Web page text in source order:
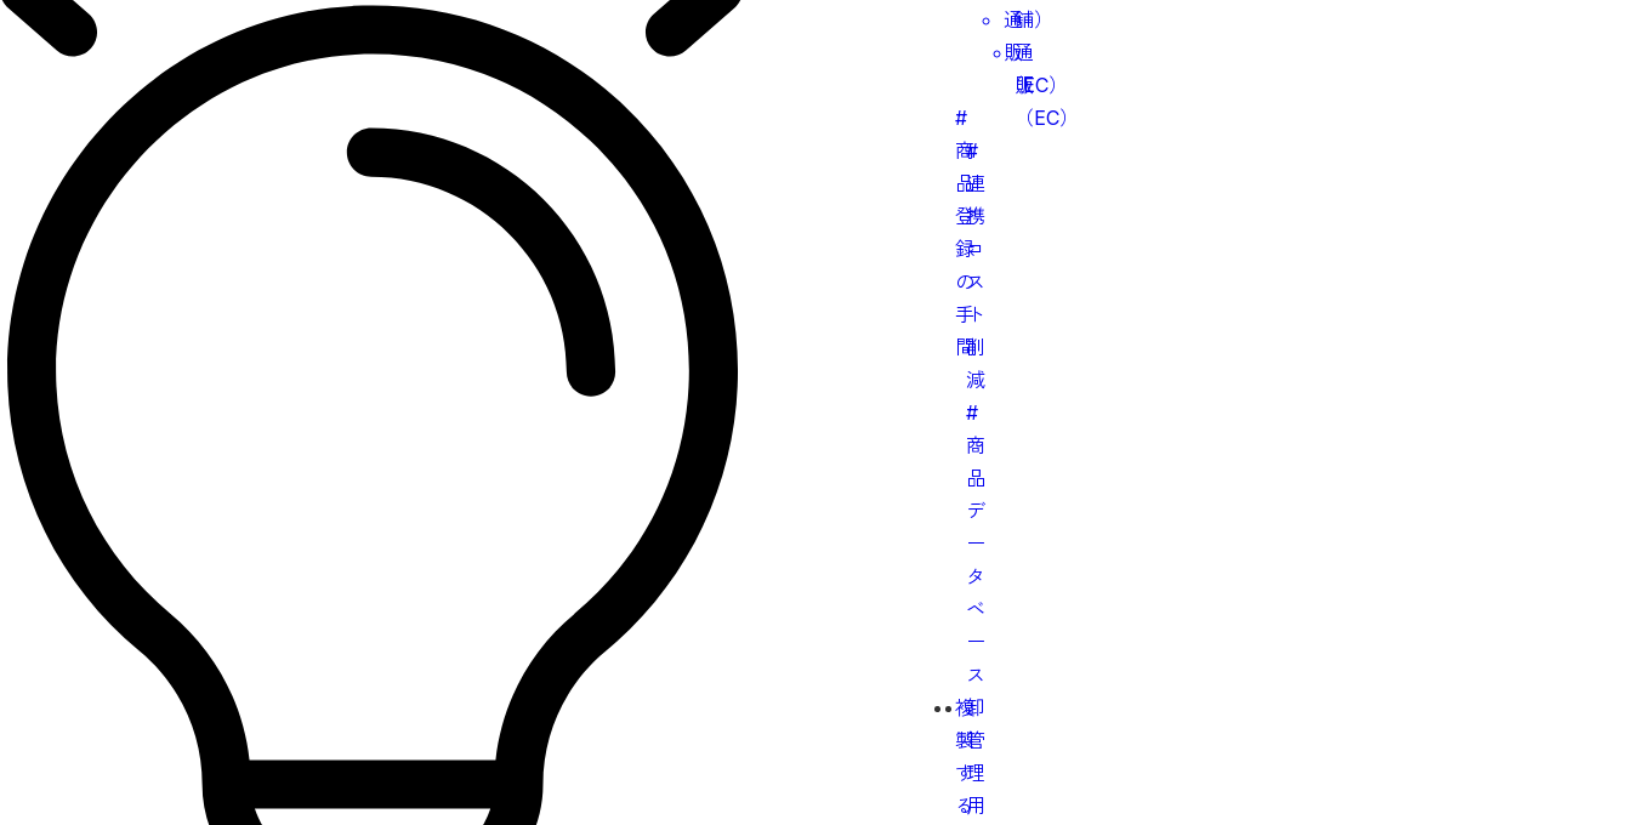
通
販
（EC）
#
商
品
登
録
の
手
間
舗）
通
販
（EC）
#
連
携
コ
ス
ト
削
減
#
商
品
デ
ー
タ
ベ
ー
ス
複
製
す
る
卸
管
理
用